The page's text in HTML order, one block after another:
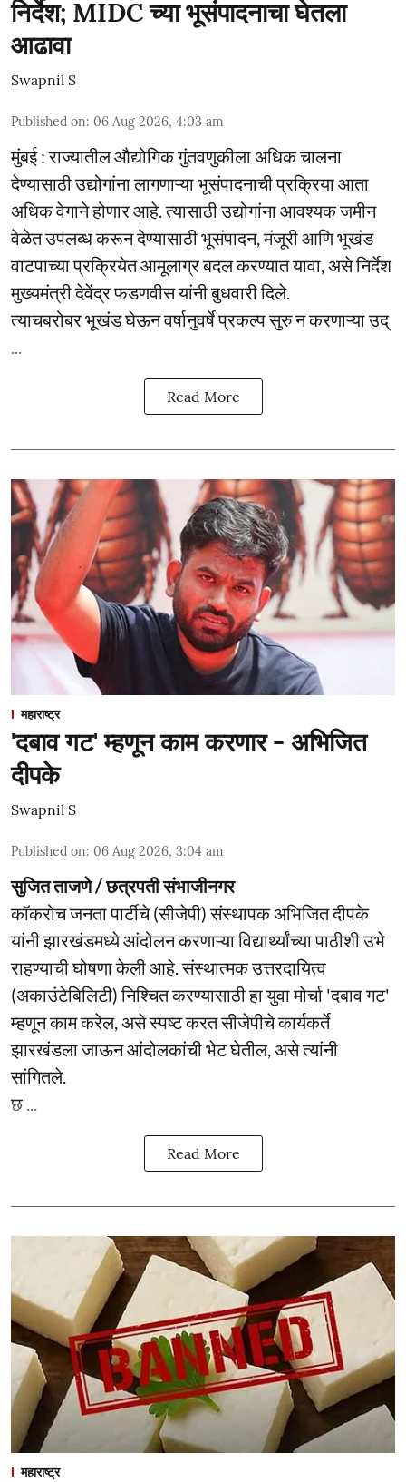
निर्देश; MIDC च्या भूसंपादनाचा घेतला
आढावा
Swapnil S
Published on: 06 Aug 2026, 4:03 am
मुंबई : राज्यातील औद्योगिक गुंतवणुकीला अधिक चालना
देण्यासाठी उद्योगांना लागणाऱ्या भूसंपादनाची प्रक्रिया आता
अधिक वेगाने होणार आहे. त्यासाठी उद्योगांना आवश्यक जमीन
वेळेत उपलब्ध करून देण्यासाठी भूसंपादन, मंजूरी आणि भूखंड
वाटपाच्या प्रक्रियेत आमूलाग्र बदल करण्यात यावा, असे निर्देश
मुख्यमंत्री देवेंद्र फडणवीस यांनी बुधवारी दिले.
त्याचबरोबर भूखंड घेऊन वर्षानुवर्षे प्रकल्प सुरु न करणाऱ्या उद्
Read More
महाराष्ट्र
'दबाव गट' म्हणून काम करणार - अभिजित
दीपके
Swapnil S
Published on: 06 Aug 2026, 3:04 am
सुजित ताजणे / छत्रपती संभाजीनगर
कॉकरोच जनता पार्टीचे (सीजेपी) संस्थापक अभिजित दीपके
यांनी झारखंडमध्ये आंदोलन करणाऱ्या विद्यार्थ्यांच्या पाठीशी उभे
राहण्याची घोषणा केली आहे. संस्थात्मक उत्तरदायित्व
(अकाउंटेबिलिटी) निश्चित करण्यासाठी हा युवा मोर्चा 'दबाव गट'
म्हणून काम करेल, असे स्पष्ट करत सीजेपीचे कार्यकर्ते
झारखंडला जाऊन आंदोलकांची भेट घेतील, असे त्यांनी
सांगितले.
छ ...
Read More
महाराष्ट्र